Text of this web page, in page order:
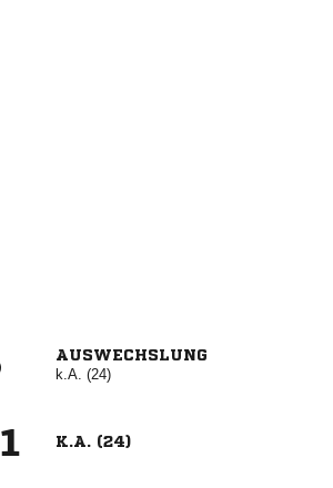
AUSWECHSLUNG
k.A. (24)
 K.A. (24)